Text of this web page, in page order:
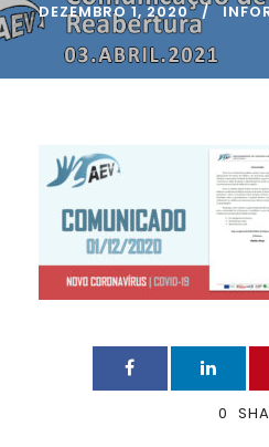
DEZEMBRO 1, 2020
0